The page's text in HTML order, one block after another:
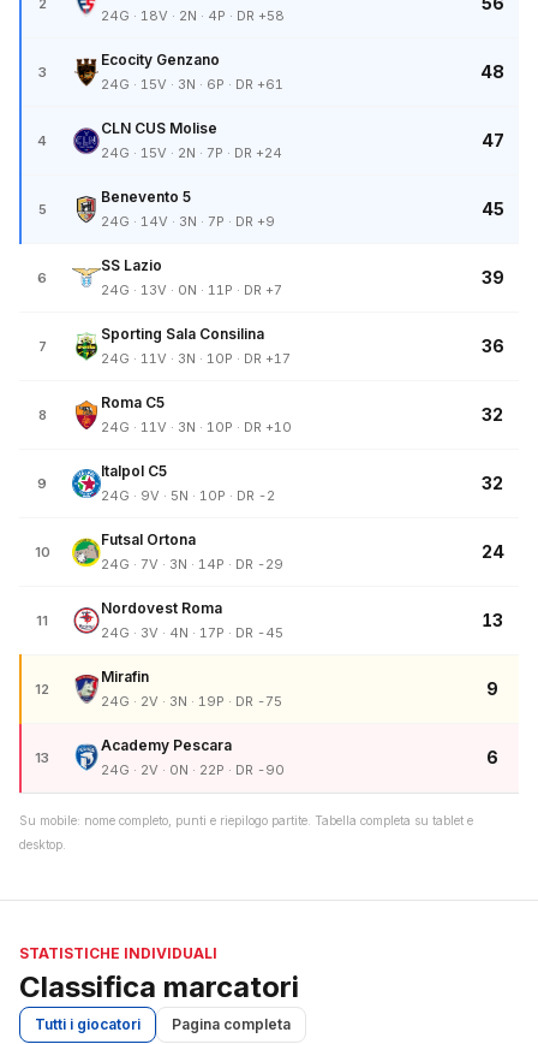
2
24G · 18V · 2N · 4P · DR +58
3
Ecocity Genzano
24G · 15V · 3N · 6P · DR +61
48
4
CLN CUS Molise
24G · 15V · 2N · 7P · DR +24
47
5
Benevento 5
24G · 14V · 3N · 7P · DR +9
45
6
SS Lazio
24G · 13V · 0N · 11P · DR +7
39
7
Sporting Sala Consilina
24G · 11V · 3N · 10P · DR +17
36
8
Roma C5
24G · 11V · 3N · 10P · DR +10
32
9
Italpol C5
24G · 9V · 5N · 10P · DR -2
32
10
Futsal Ortona
24G · 7V · 3N · 14P · DR -29
24
11
Nordovest Roma
24G · 3V · 4N · 17P · DR -45
13
12
Mirafin
24G · 2V · 3N · 19P · DR -75
9
13
Academy Pescara
24G · 2V · 0N · 22P · DR -90
6
Su mobile: nome completo, punti e riepilogo partite. Tabella completa su tablet e
desktop.
STATISTICHE INDIVIDUALI
Classifica marcatori
Tutti i giocatori Pagina completa